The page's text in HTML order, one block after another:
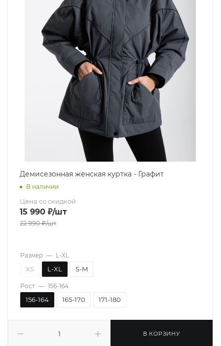
Демисезонная женская куртка - Графит
В наличии
Цена со скидкой
15 990 ₽/шт
22 990₽/шт
В КОРЗИНУ
Размер — L-XL
XS L-XL S-M
Рост — 156-164
156-164 165-170 171-180